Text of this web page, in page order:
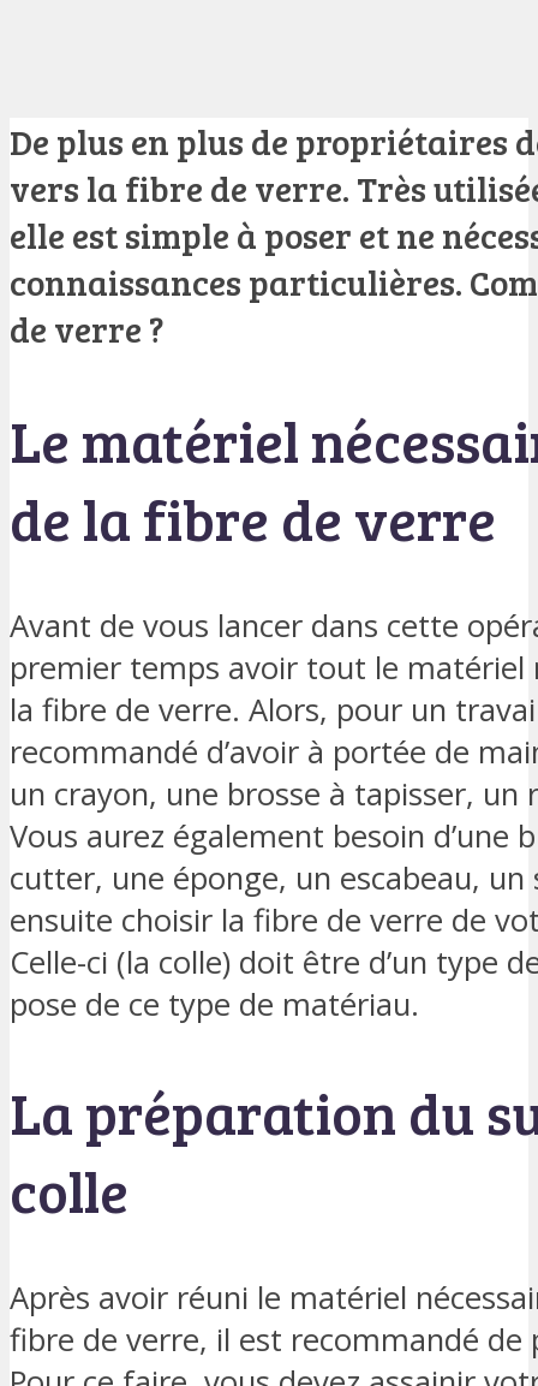
De plus en plus de propriétaires
vers la fibre de verre. Très
elle est simple à poser et ne
connaissances particulières.
de verre ?
Le matériel
de la fibre de verre
Avant de vous lancer dans cette
premier temps avoir tout le matériel
la fibre de verre. Alors, pour un
recommandé d’avoir à portée de
un crayon, une brosse à tapisser,
Vous aurez également besoin d’une
cutter, une éponge, un escabeau,
ensuite choisir la fibre de verre de
Celle-ci (la colle) doit être d’un type
pose de ce type de matériau.
La préparation du
colle
Après avoir réuni le matériel
fibre de verre, il est recommandé